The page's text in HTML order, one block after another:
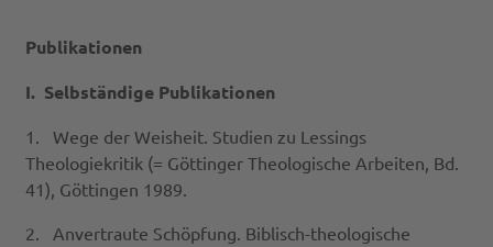
Publikationen
I. Selbständige Publikationen
1. Wege der Weisheit. Studien zu Lessings
Theologiekritik (= Göttinger Theologische Arbeiten, Bd.
41), Göttingen 1989.
2. Anvertraute Schöpfung. Biblisch-theologische